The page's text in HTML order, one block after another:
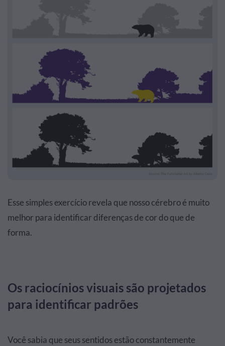
Esse simples exercício revela que nosso cérebro é muito
melhor para identificar diferenças de cor do que de
forma.
Os raciocínios visuais são projetados
para identificar padrões
Você sabia que seus sentidos estão constantemente